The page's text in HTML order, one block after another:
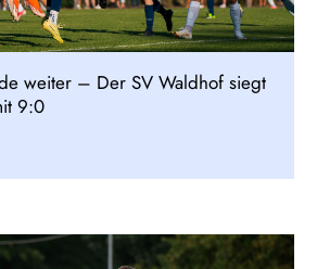
weiter – Der SV Waldhof siegt
9:0